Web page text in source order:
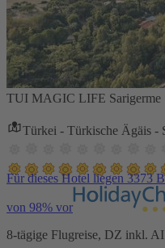
TUI MAGIC LIFE Sarigerme
Türkei - Türkische Ägäis -
Für dieses Hotel liegen 3373
von 98% vor
8-tägige Flugreise, DZ inkl. AI